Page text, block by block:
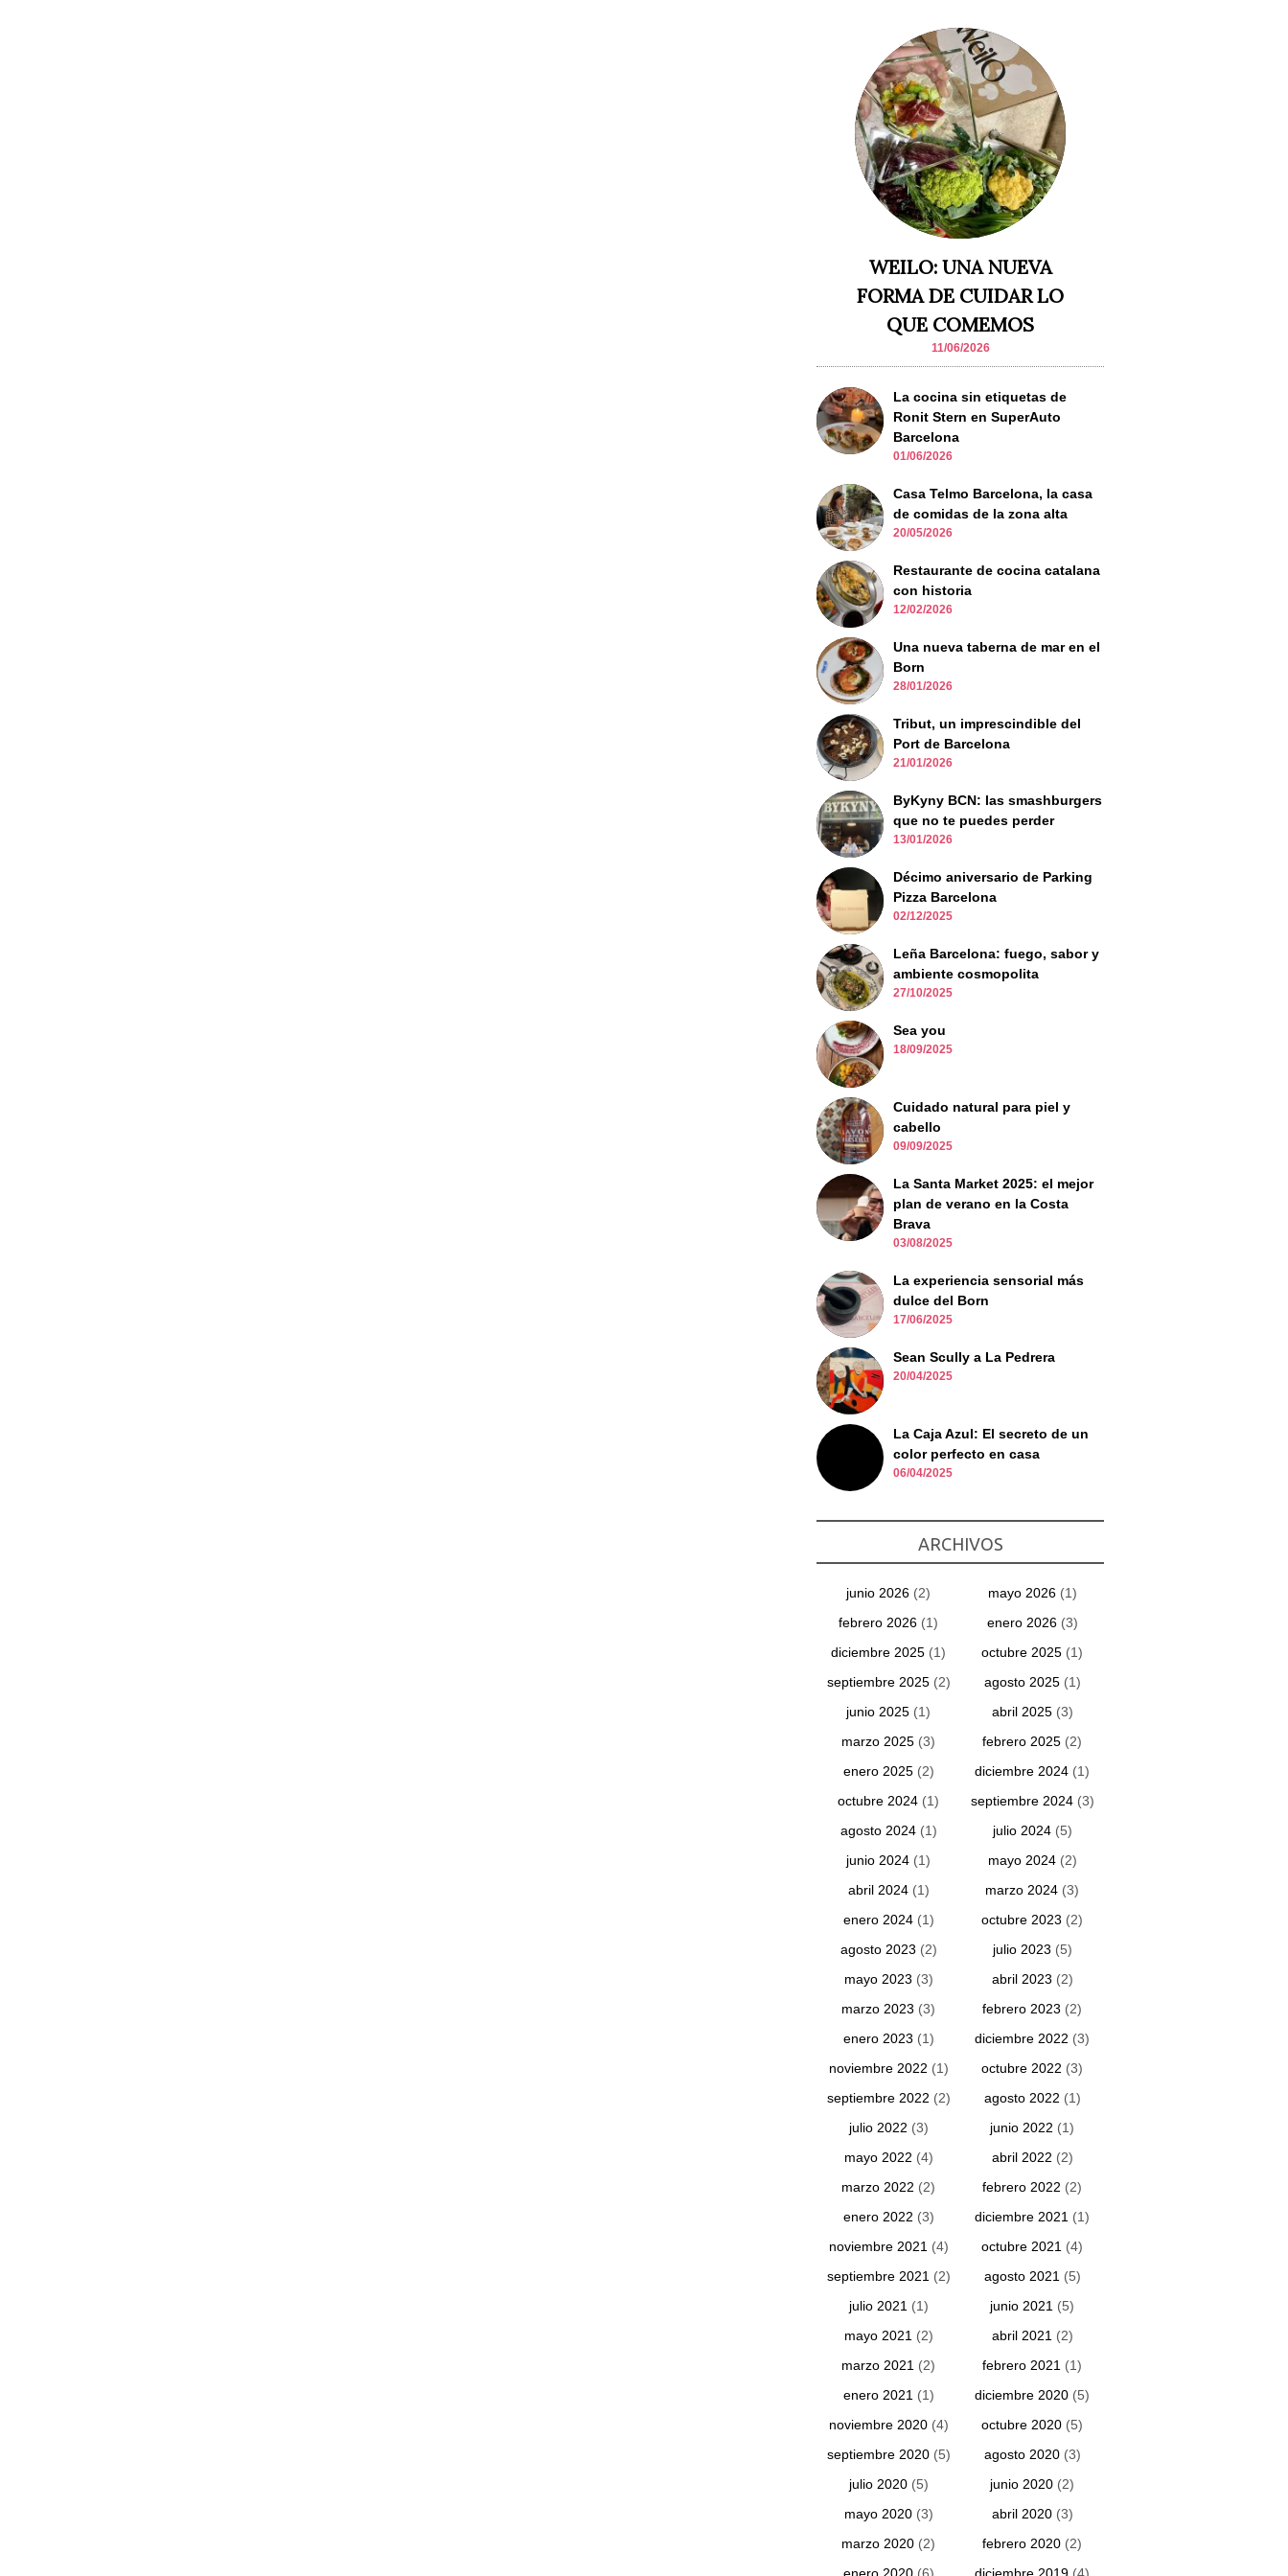
WEILO: UNA NUEVA
FORMA DE CUIDAR LO
QUE COMEMOS
11/06/2026
La cocina sin etiquetas de
Ronit Stern en SuperAuto
Barcelona
01/06/2026
Casa Telmo Barcelona, la casa
de comidas de la zona alta
20/05/2026
Restaurante de cocina catalana
con historia
12/02/2026
Una nueva taberna de mar en el
Born
28/01/2026
Tribut, un imprescindible del
Port de Barcelona
21/01/2026
ByKyny BCN: las smashburgers
que no te puedes perder
13/01/2026
Décimo aniversario de Parking
Pizza Barcelona
02/12/2025
Leña Barcelona: fuego, sabor y
ambiente cosmopolita
27/10/2025
Sea you
18/09/2025
Cuidado natural para piel y
cabello
09/09/2025
La Santa Market 2025: el mejor
plan de verano en la Costa
Brava
03/08/2025
La experiencia sensorial más
dulce del Born
17/06/2025
Sean Scully a La Pedrera
20/04/2025
La Caja Azul: El secreto de un
color perfecto en casa
06/04/2025
ARCHIVOS
junio 2026 (2) mayo 2026(1)
febrero 2026 (1) enero 2026(3)
diciembre 2025 (1) octubre 2025 (1)
septiembre 2025(2) agosto 2025(1)
junio 2025 (1) abril 2025(3)
marzo 2025 (3) febrero 2025 (2)
enero 2025(2) diciembre 2024 (1)
octubre 2024 (1) septiembre 2024(3)
agosto 2024(1) julio 2024(5)
junio 2024 (1) mayo 2024(2)
abril 2024(1) marzo 2024 (3)
enero 2024(1) octubre 2023 (2)
agosto 2023 (2) julio 2023 (5)
mayo 2023 (3) abril 2023 (2)
marzo 2023 (3) febrero 2023 (2)
enero 2023 (1) diciembre 2022 (3)
noviembre 2022 (1) octubre 2022 (3)
septiembre 2022 (2) agosto 2022 (1)
julio 2022 (3) junio 2022 (1)
mayo 2022 (4) abril 2022 (2)
marzo 2022 (2) febrero 2022 (2)
enero 2022 (3) diciembre 2021 (1)
noviembre 2021 (4) octubre 2021 (4)
septiembre 2021 (2) agosto 2021 (5)
julio 2021 (1) junio 2021 (5)
mayo 2021 (2) abril 2021 (2)
marzo 2021 (2) febrero 2021 (1)
enero 2021 (1) diciembre 2020 (5)
noviembre 2020(4) octubre 2020 (5)
septiembre 2020(5) agosto 2020(3)
julio 2020(5) junio 2020 (2)
mayo 2020(3) abril 2020(3)
marzo 2020 (2) febrero 2020 (2)